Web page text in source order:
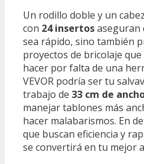
Un rodillo doble y un
con 24 insertosaseguran
sea rápido, sino también
proyectos de bricolaje
hacer por falta de una
VEVOR podría ser tu
trabajo de 33 cm de
manejar tablones más
hacer malabarismos. En
que buscan eficiencia y
se convertirá en tu mejor